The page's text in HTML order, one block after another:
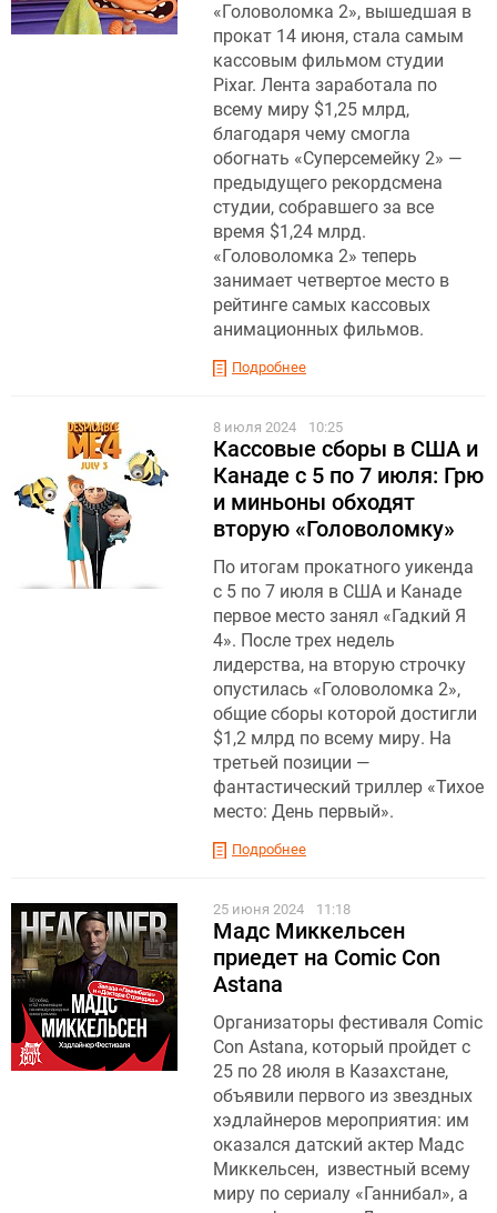
«Головоломка 2», вышедшая в
прокат 14 июня, стала самым
кассовым фильмом студии
Pixar. Лента заработала по
всему миру $1,25 млрд,
благодаря чему смогла
обогнать «Суперсемейку 2» —
предыдущего рекордсмена
студии, собравшего за все
время $1,24 млрд.
«Головоломка 2» теперь
занимает четвертое место в
рейтинге самых кассовых
анимационных фильмов.
Подробнее
8 июля 2024 10:25
Кассовые сборы в США и
Канаде с 5 по 7 июля: Грю
и миньоны обходят
вторую «Головоломку»
По итогам прокатного уикенда
с 5 по 7 июля в США и Канаде
первое место занял «Гадкий Я
4». После трех недель
лидерства, на вторую строчку
опустилась «Головоломка 2»,
общие сборы которой достигли
$1,2 млрд по всему миру. На
третьей позиции —
фантастический триллер «Тихое
место: День первый».
Подробнее
25 июня 2024 11:18
Мадс Миккельсен
приедет на Comic Con
Astana
Организаторы фестиваля Comic
Con Astana, который пройдет с
25 по 28 июля в Казахстане,
объявили первого из звездных
хэдлайнеров мероприятия: им
оказался датский актер Мадс
Миккельсен, известный всему
миру по сериалу «Ганнибал», а